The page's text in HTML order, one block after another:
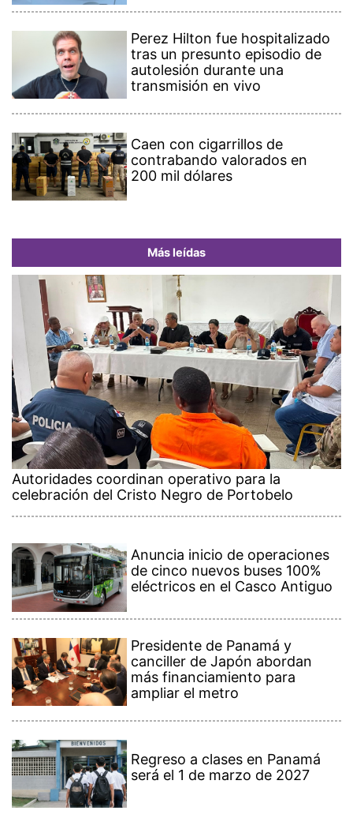
Perez Hilton fue hospitalizado
tras un presunto episodio de
autolesión durante una
transmisión en vivo
Caen con cigarrillos de
contrabando valorados en
200 mil dólares
Más leídas
Autoridades coordinan operativo para la
celebración del Cristo Negro de Portobelo
Anuncia inicio de operaciones
de cinco nuevos buses 100%
eléctricos en el Casco Antiguo
Presidente de Panamá y
canciller de Japón abordan
más financiamiento para
ampliar el metro
Regreso a clases en Panamá
será el 1 de marzo de 2027